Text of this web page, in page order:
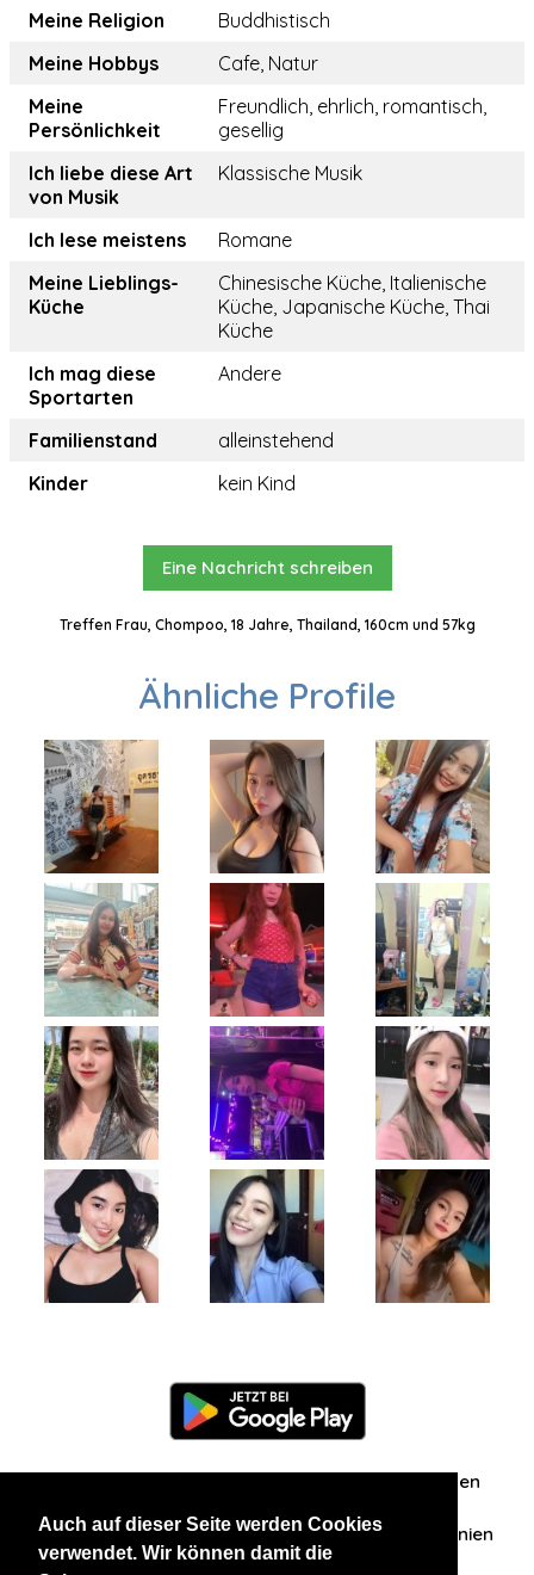
Auch auf dieser Seite werden Cookies
verwendet. Wir können damit die
Meine Religion
Buddhistisch
Meine Hobbys
Cafe, Natur
Meine
Persönlichkeit
Freundlich, ehrlich, romantisch,
gesellig
Ich liebe diese Art
von Musik
Klassische Musik
Ich lese meistens
Romane
Meine Lieblings-
Küche
Chinesische Küche, Italienische
Küche, Japanische Küche, Thai
Küche
Ich mag diese
Sportarten
Andere
Familienstand
alleinstehend
Kinder
kein Kind
Eine Nachricht schreiben
Treffen Frau, Chompoo, 18 Jahre, Thailand, 160cm und 57kg
Ähnliche Profile
Zuschriften/Erfahrungen
Datenschutzerklärung AGB Datenschutzrichtlinien